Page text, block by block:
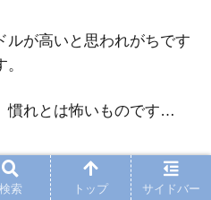
ルが高いと思われがちです
慣れとは怖いものです…
検索 トップ サイドバー